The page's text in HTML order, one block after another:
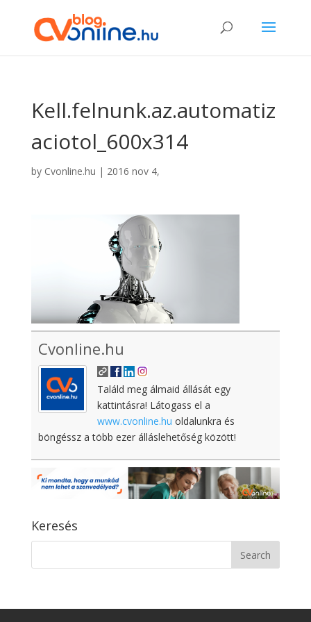
Kell.felnunk.az.automatiz
aciotol_600x314
by Cvonline.hu | 2016 nov 4,
Cvonline.hu
Találd meg álmaid állását egy
kattintásra! Látogass el a
www.cvonline.hu oldalunkra és
böngéssz a több ezer álláslehetőség között!
Keresés